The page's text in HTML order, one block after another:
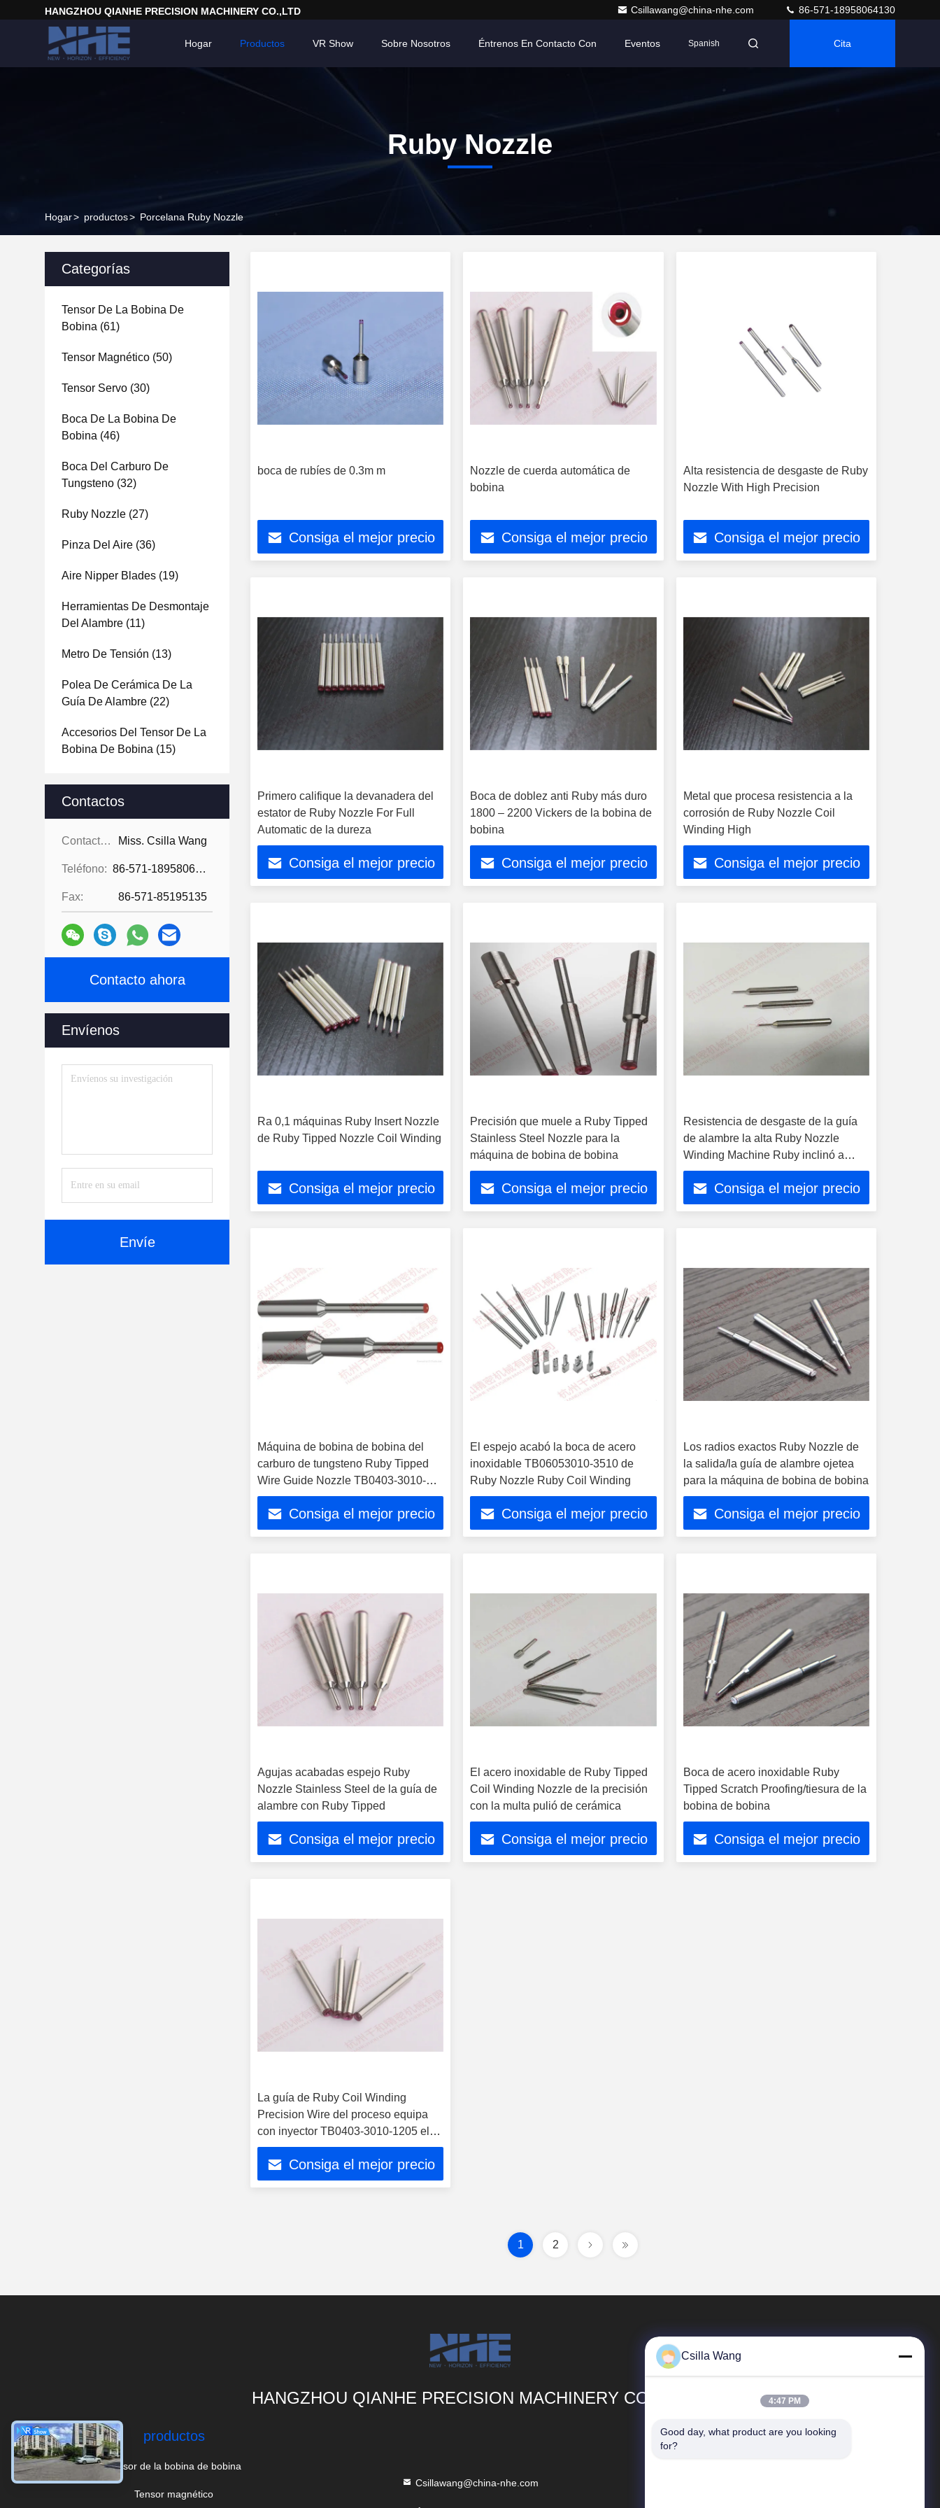
HANGZHOU QIANHE PRECISION MACHINERY CO.,LTD Csillawang@china-nhe.com 86-571-18958064130
Hogar Productos VR Show Sobre Nosotros Éntrenos En Contacto Con Eventos Spanish Cita
Ruby Nozzle
Hogar> productos> Porcelana Ruby Nozzle
Categorías
Tensor De La Bobina De
Bobina (61)
Tensor Magnético (50)
Tensor Servo (30)
Boca De La Bobina De
Bobina (46)
Boca Del Carburo De
Tungsteno (32)
Ruby Nozzle (27)
Pinza Del Aire (36)
Aire Nipper Blades (19)
Herramientas De Desmontaje
Del Alambre (11)
Metro De Tensión (13)
Polea De Cerámica De La
Guía De Alambre (22)
Accesorios Del Tensor De La
Bobina De Bobina (15)
Contactos
Contactos: Miss. Csilla Wang
Teléfono: 86-571-18958064130
Fax: 86-571-85195135
Contacto ahora
Envíenos
Envíe
boca de rubíes de 0.3m m
Consiga el mejor precio
Nozzle de cuerda automática de
bobina
Consiga el mejor precio
Alta resistencia de desgaste de Ruby
Nozzle With High Precision
Consiga el mejor precio
Primero califique la devanadera del
estator de Ruby Nozzle For Full
Automatic de la dureza
Consiga el mejor precio
Boca de doblez anti Ruby más duro
1800 – 2200 Vickers de la bobina de
bobina
Consiga el mejor precio
Metal que procesa resistencia a la
corrosión de Ruby Nozzle Coil
Winding High
Consiga el mejor precio
Ra 0,1 máquinas Ruby Insert Nozzle
de Ruby Tipped Nozzle Coil Winding
Consiga el mejor precio
Precisión que muele a Ruby Tipped
Stainless Steel Nozzle para la
máquina de bobina de bobina
Consiga el mejor precio
Resistencia de desgaste de la guía
de alambre la alta Ruby Nozzle
Winding Machine Ruby inclinó a
Diamond Nozzle
Consiga el mejor precio
Máquina de bobina de bobina del
carburo de tungsteno Ruby Tipped
Wire Guide Nozzle TB0403-3010-
1205
Consiga el mejor precio
El espejo acabó la boca de acero
inoxidable TB06053010-3510 de
Ruby Nozzle Ruby Coil Winding
Consiga el mejor precio
Los radios exactos Ruby Nozzle de
la salida/la guía de alambre ojetea
para la máquina de bobina de bobina
Consiga el mejor precio
Agujas acabadas espejo Ruby
Nozzle Stainless Steel de la guía de
alambre con Ruby Tipped
Consiga el mejor precio
El acero inoxidable de Ruby Tipped
Coil Winding Nozzle de la precisión
con la multa pulió de cerámica
Consiga el mejor precio
Boca de acero inoxidable Ruby
Tipped Scratch Proofing/tiesura de la
bobina de bobina
Consiga el mejor precio
La guía de Ruby Coil Winding
Precision Wire del proceso equipa
con inyector TB0403-3010-1205 el
Ra 0,1
Consiga el mejor precio
1 2
HANGZHOU QIANHE PRECISION MACHINERY CO.,LTD
productos
Tensor de la bobina de bobina
Tensor magnético
Csillawang@china-nhe.com
Vínculos rápidos
Csilla Wang
4:47 PM
Good day, what product are you looking
for?